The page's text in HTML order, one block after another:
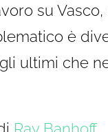
su
è
ultimi che